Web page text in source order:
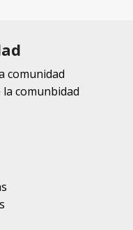
comunidad
comunbidad